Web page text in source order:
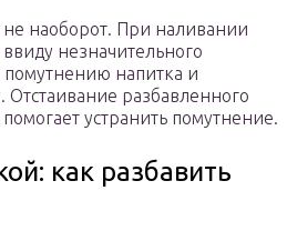
наоборот. При наливании
незначительного
помутнению напитка и
разбавленного
устранить помутнение.
как разбавить